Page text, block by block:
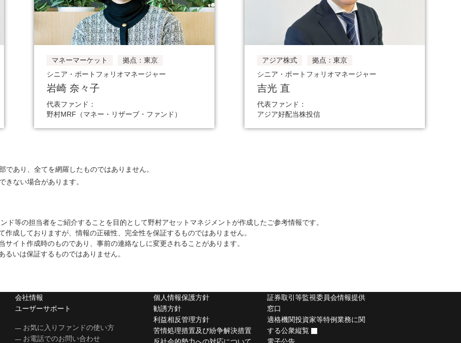
マネーマーケット
拠点：東京
シニア・ポートフォリオマネージャー
岩崎 奈々子
代表ファンド：
野村MRF（マネー・リザーブ・ファンド）
アジア株式
拠点：東京
シニア・ポートフォリオマネージャー
吉光 直
代表ファンド：
アジア好配当株投信
であり、全てを網羅したものではありません。
きない場合があります。
ド等の担当者をご紹介することを目的として野村アセットマネジメントが作成したご参考情報です。
成しておりますが、情報の正確性、完全性を保証するものではありません。
イト作成時のものであり、事前の連絡なしに変更されることがあります。
いは保証するものではありません。
会社情報
ユーザーサポート
お気に入りファンドの使い方
お電話でのお問い合わせ
個人情報保護方針
勧誘方針
利益相反管理方針
苦情処理措置及び紛争解決措置
証券取引等監視委員会情報提供
窓口
適格機関投資家等特例業務に関
する公衆縦覧